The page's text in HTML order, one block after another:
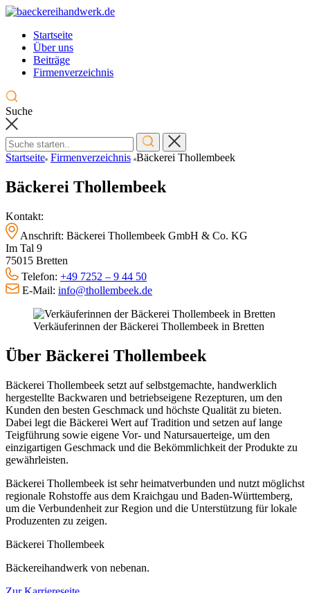
Skip
contentStartseite
Über uns
Beiträge
Firmenverzeichnis
Suche
Startseite Firmenverzeichnis Bäckerei Thollembeek
Bäckerei Thollembeek
Kontakt:
Anschrift: Bäckerei Thollembeek GmbH & Co. KG
Im Tal 9
75015 Bretten
Telefon: +49 7252 – 9 44 50
E-Mail: info@thollembeek.de
Verkäuferinnen der Bäckerei Thollembeek in Bretten
Über Bäckerei Thollembeek
Bäckerei Thollembeek setzt auf selbstgemachte, handwerklich
hergestellte Backwaren und betriebseigene Rezepturen, um den
Kunden den besten Geschmack und höchste Qualität zu bieten.
Dabei legt die Bäckerei Wert auf Tradition und setzen auf lange
Teigführung sowie eigene Vor- und Natursauerteige, um den
einzigartigen Geschmack und die Bekömmlichkeit der Produkte zu
gewährleisten.
Bäckerei Thollembeek ist sehr heimatverbunden und nutzt möglichst
regionale Rohstoffe aus dem Kraichgau und Baden-Württemberg,
um die Verbundenheit zur Region und die Unterstützung für lokale
Produzenten zu zeigen.
Bäckerei Thollembeek
Bäckereihandwerk von nebenan.